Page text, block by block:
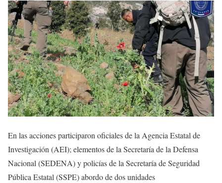
En las acciones participaron oficiales de la Agencia Estatal de
Investigación (AEI); elementos de la Secretaría de la Defensa
Nacional (SEDENA) y policías de la Secretaría de Seguridad
Pública Estatal (SSPE) abordo de dos unidades